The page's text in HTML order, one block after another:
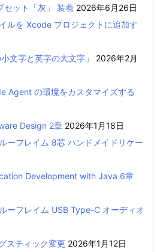
セット「灰」 装着 2026年6月26日
ルを Xcode プロジェクトに追加す
文字と英字の大文字」
2026年2月
Agent の環境をカスタマイズする
Design 2章 2026年1月18日
ーフレイム 8芯 ハンドメイドリケー
Development with Java 6章
ーフレイム USB Type-C オーディオ
スティック変更 2026年1月12日